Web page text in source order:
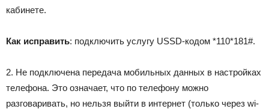
кабинете.
Как исправить: подключить услугу USSD-кодом *110*181#.
2. Не подключена передача мобильных данных в настройках
телефона. Это означает, что по телефону можно
разговаривать, но нельзя выйти в интернет (только через wi-